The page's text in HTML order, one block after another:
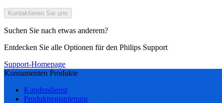
Kontaktieren Sie uns
Suchen Sie nach etwas anderem?
Entdecken Sie alle Optionen für den Philips Support
Support-Homepage
Konsumenten Produkte
Kundendienst
Produktregistrierung